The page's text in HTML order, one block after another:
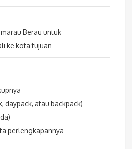
Berau untuk
ke kota tujuan
daypack, atau backpack)
perlengkapannya